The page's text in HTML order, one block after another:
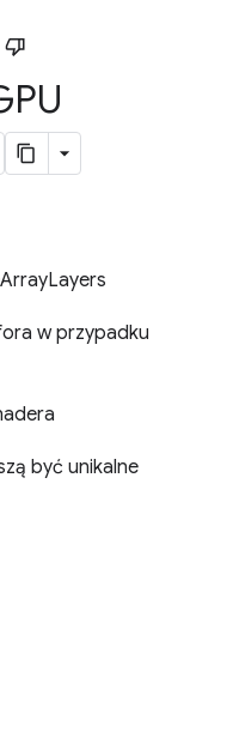
w przypadku
być unikalne